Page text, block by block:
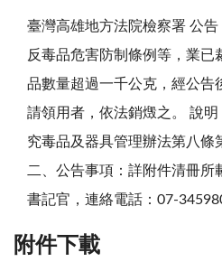
臺灣高雄地方法院檢察署 公
反毒品危害防制條例等，業已
品數量超過一千公克，經公告
請領用者，依法銷燬之。 說
究毒品及器具管理辦法第八條
二、公告事項：詳附件清冊所
書記官，連絡電話：07-
附件下載